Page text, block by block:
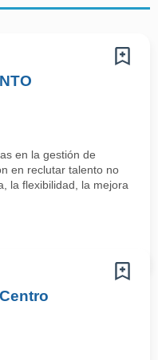
en la gestión de
en reclutar talento no
la flexibilidad, la mejora